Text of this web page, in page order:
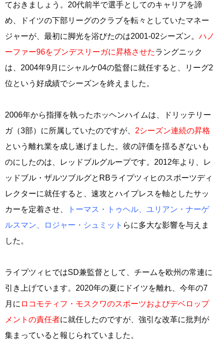
ておきましょう。20代前半で選手としてのキャリアを諦
め、ドイツの下部リーグのクラブを転々としていたマネー
ジャーが、最初に脚光を浴びたのは2001‐02シーズン。 ハノ
ーファー96をブンデスリーガに昇格させたラングニック
は、2004年9月にシャルケ04の監督に就任すると、リーグ2
位という好成績でシーズンを終えました。
2006年から指揮を執ったホッヘンハイムは、ドリッテリー
ガ（3部）に所属していたのですが、 2シーズン連続の昇格
という離れ業を成し遂げました。彼の評価を揺るぎないも
のにしたのは、レッドブルグループです。2012年より、レ
ッドブル・ザルツブルグとRBライプツィヒのスポーツディ
レクターに就任すると、速攻とハイプレスを軸としたサッ
カーを定着させ、
トーマス・トゥヘル、ユリアン・ナーゲ
ルスマン、ロジャー・シュミット らに多大な影響を与えま
した。
ライプツィヒではSD兼監督として、チームを欧州の常連に
引き上げています。2020年の夏にドイツを離れ、今年の7
月に ロコモティフ・モスクワのスポーツおよびデベロップ
メントの責任者に就任したのですが、強引な改革に批判が
集まっていると報じられていました。